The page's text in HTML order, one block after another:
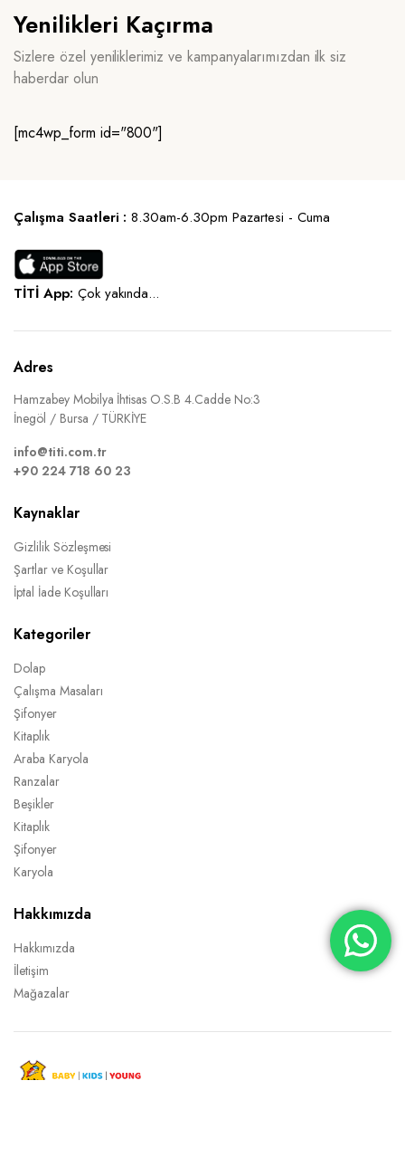
Yenilikleri Kaçırma
Sizlere özel yeniliklerimiz ve kampanyalarımızdan ilk siz
haberdar olun
[mc4wp_form id="800"]
Çalışma Saatleri : 8.30am-6.30pm Pazartesi - Cuma
TİTİ App: Çok yakında...
Adres
Hamzabey Mobilya İhtisas O.S.B 4.Cadde No:3
İnegöl / Bursa / TÜRKİYE
info@titi.com.tr
+90 224 718 60 23
Kaynaklar
Gizlilik Sözleşmesi
Şartlar ve Koşullar
İptal İade Koşulları
Kategoriler
Dolap
Çalışma Masaları
Şifonyer
Kitaplık
Araba Karyola
Ranzalar
Beşikler
Kitaplık
Şifonyer
Karyola
Hakkımızda
Hakkımızda
İletişim
Mağazalar